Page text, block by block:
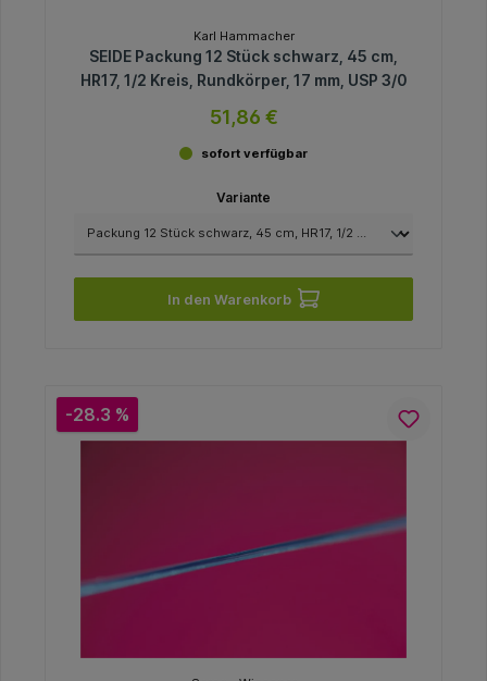
Karl Hammacher
SEIDE Packung 12 Stück schwarz, 45 cm,
HR17, 1/2 Kreis, Rundkörper, 17 mm, USP 3/0
51,86 €
sofort verfügbar
Variante
In den Warenkorb
-28.3 %